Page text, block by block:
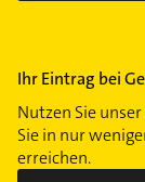
Ihr Eintrag bei
Nutzen Sie
Sie in nur
erreichen.